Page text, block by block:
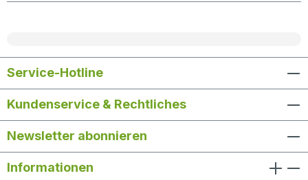
Service-Hotline
Kundenservice & Rechtliches
Newsletter abonnieren
Informationen